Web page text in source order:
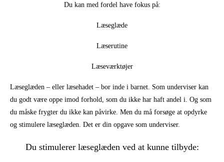
Du kan med fordel have fokus på:
Læseglæde
Læserutine
Læseværktøjer
Læseglæden – eller læsehadet – bor inde i barnet. Som underviser kan
du godt være oppe imod forhold, som du ikke har haft andel i. Og som
du måske frygter du ikke kan påvirke. Men du må forsøge at opdyrke
og stimulere læseglæden. Det er din opgave som underviser.
Du stimulerer læseglæden ved at kunne tilbyde: